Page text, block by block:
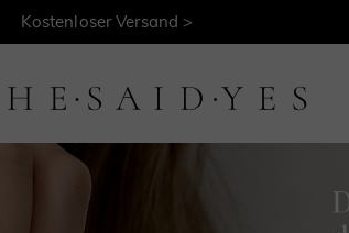
30 Tage Rückgaberecht >